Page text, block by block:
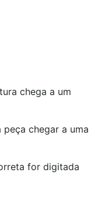
chega a um
peça chegar a uma
for digitada